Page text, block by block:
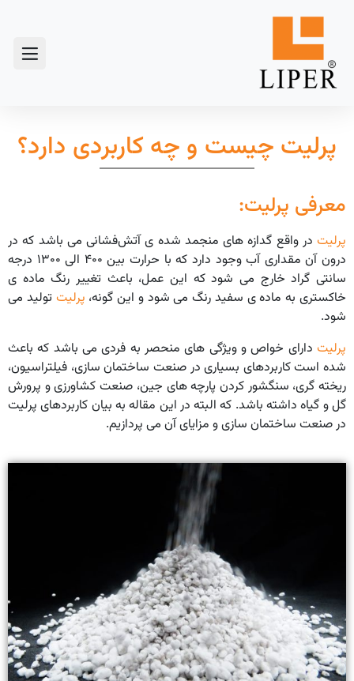
پرلیت چیست و چه کاربردی دارد؟
معرفی پرلیت:
پرلیت در واقع گدازه های منجمد شده ی آتش‌فشانی می باشد که در
درون آن مقداری آب وجود دارد که با حرارت بین ۴۰۰ الی ۱۳۰۰ درجه
سانتی گراد خارج می شود که این عمل، باعث تغییر رنگ ماده ی
خاکستری به ماده ی سفید رنگ می شود و این گونه، پرلیت تولید می
شود.
پرلیت دارای خواص و ویژگی های منحصر به فردی می باشد که باعث
شده است کاربردهای بسیاری در صنعت ساختمان سازی، فیلتراسیون،
ریخته گری، سنگشور کردن پارچه های جین، صنعت کشاورزی و پرورش
گل و گیاه داشته باشد. که البته در این مقاله به بیان کاربردهای پرلیت
در صنعت ساختمان سازی و مزایای آن می پردازیم.